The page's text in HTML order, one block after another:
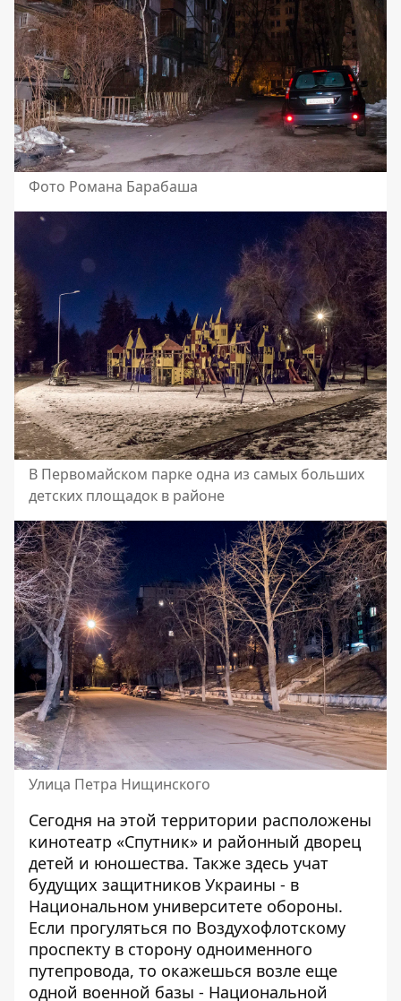
Фото Романа Барабаша
В Первомайском парке одна из самых больших
детских площадок в районе
Улица Петра Нищинского
Сегодня на этой территории расположены
кинотеатр «Спутник» и районный дворец
детей и юношества. Также здесь учат
будущих защитников Украины - в
Национальном университете обороны.
Если прогуляться по Воздухофлотскому
проспекту в сторону одноименного
путепровода, то окажешься возле еще
одной военной базы - Национальной